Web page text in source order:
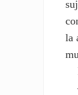
la